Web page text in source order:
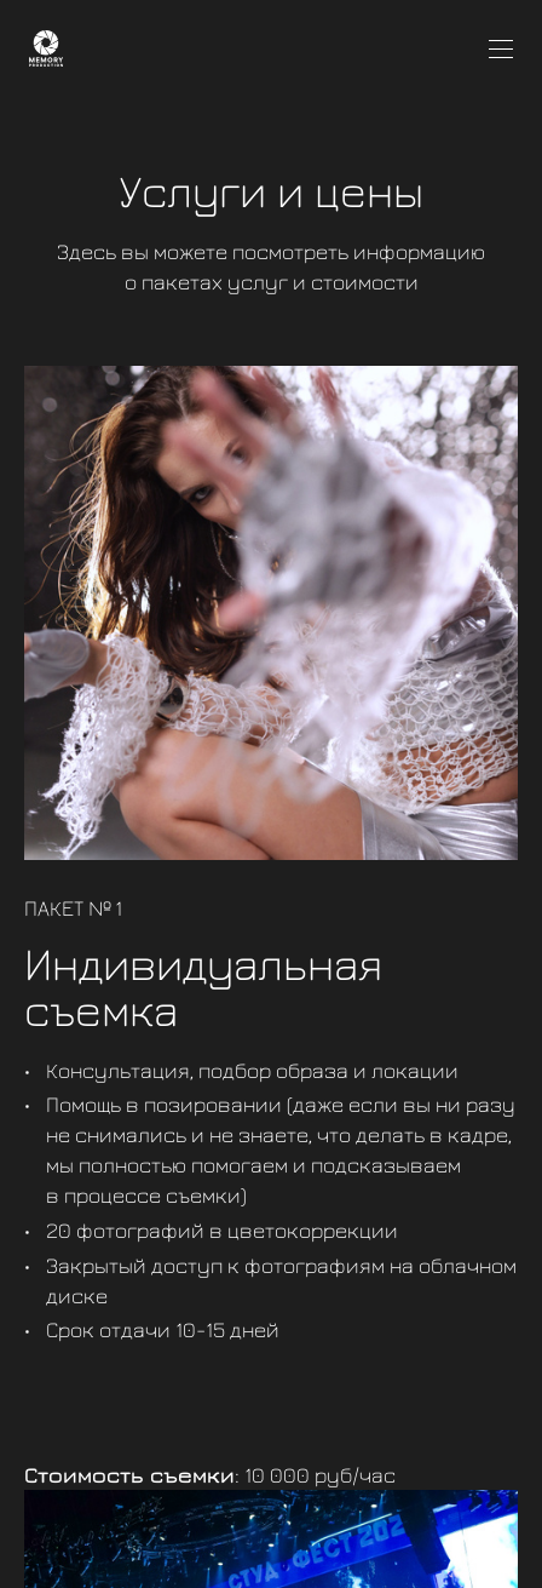
Услуги и цены
Здесь вы можете посмотреть информацию
о пакетах услуг и стоимости
ПАКЕТ № 1
Индивидуальная
съемка
Консультация, подбор образа и локации
Помощь в позировании (даже если вы ни разу
не снимались и не знаете, что делать в кадре,
мы полностью помогаем и подсказываем
в процессе съемки)
20 фотографий в цветокоррекции
Закрытый доступ к фотографиям на облачном
диске
Срок отдачи 10-15 дней
Стоимость съемки: 10 000 руб/час